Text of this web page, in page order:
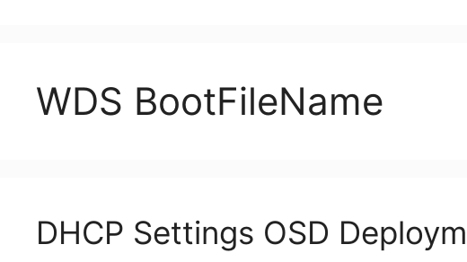
WDS BootFileName
DHCP Settings OSD